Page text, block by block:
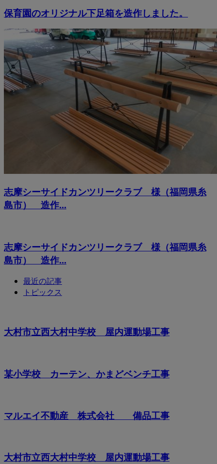
保育園のオリジナル下足箱を造作しました。
志摩シーサイドカンツリークラブ 様（福岡県糸
島市） 造作...
志摩シーサイドカンツリークラブ 様（福岡県糸
島市） 造作...
最近の記事
トピックス
大村市立西大村中学校 屋内運動場工事
某小学校 カーテン、かまどベンチ工事
マルエイ不動産 株式会社 備品工事
大村市立西大村中学校 屋内運動場工事